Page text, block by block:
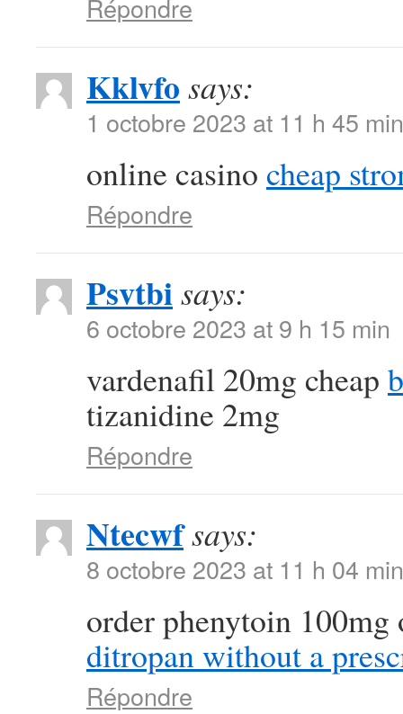
Répondre
Kklvfo says:
1 octobre 2023 at 11 h 45 min
online casino cheap
Répondre
Psvtbisays:
6 octobre 2023 at 9 h 15 min
vardenafil 20mg cheap
tizanidine 2mg
Répondre
Ntecwfsays:
8 octobre 2023 at 11 h 04 min
order phenytoin
ditropan without a
Répondre